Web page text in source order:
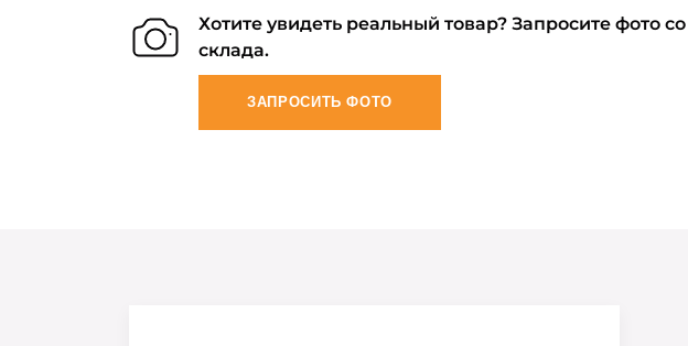
Хотите увидеть реальный товар? Запросите фото со
склада.
ЗАПРОСИТЬ ФОТО